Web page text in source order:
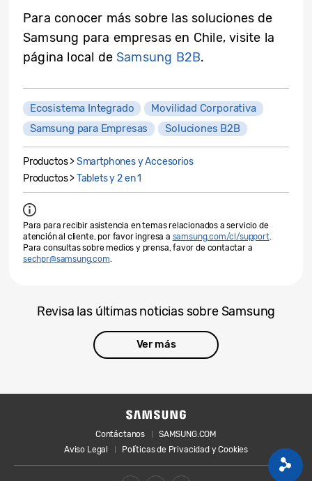
Para conocer más sobre las soluciones de
Samsung para empresas en Chile, visite la
página local de Samsung B2B.
Ecosistema Integrado
Movilidad Corporativa
Samsung para Empresas
Soluciones B2B
Productos >Smartphones y Accesorios
Productos >Tablets y 2 en 1
Para para recibir asistencia en temas relacionados a servicio de
atención al cliente, por favor ingresa a samsung.com/cl/support.
Para consultas sobre medios y prensa, favor de contactar a
sechpr@samsung.com
Revisa las últimas noticias sobre Samsung
Ver más
Contáctanos
SAMSUNG.COM
Aviso Legal
Políticas de Privacidad y Cookies